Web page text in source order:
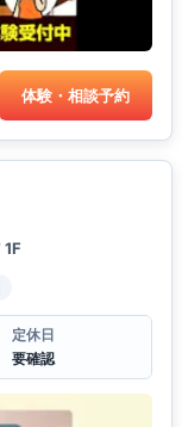
体験・相談予約
定休日
要確認